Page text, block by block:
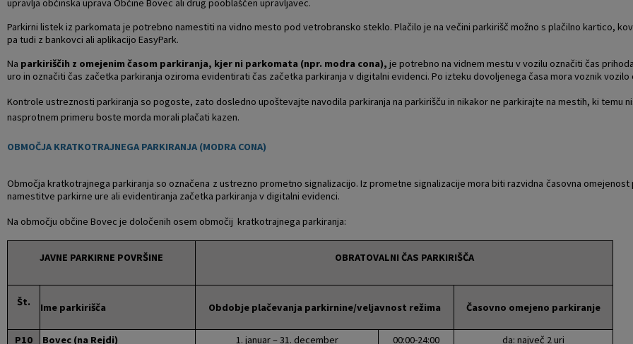
upravlja občinska uprava Občine Bovec ali drug pooblaščen upravljavec.
Parkirni listek iz parkomata je potrebno namestiti na vidno mesto pod vetrobransko steklo. Plačilo je na večini parkirišč možno s plačilno kartico,
pa tudi z bankovci ali aplikacijo EasyPark.
Na parkiriščih z omejenim časom parkiranja, kjer ni parkomata (npr. modra cona), je potrebno na vidnem mestu v vozilu označiti čas
uro in označiti čas začetka parkiranja oziroma evidentirati čas začetka parkiranja v digitalni evidenci. Po izteku dovoljenega časa mora voznik
Kontrole ustreznosti parkiranja so pogoste, zato dosledno upoštevajte navodila parkiranja na parkirišču in nikakor ne parkirajte na mestih, ki temu
nasprotnem primeru boste morda morali plačati kazen.
OBMOČJA KRATKOTRAJNEGA PARKIRANJA (MODRA CONA)
Območja kratkotrajnega parkiranja so označena z ustrezno prometno signalizacijo. Iz prometne signalizacije mora biti razvidna časovna omejenost
namestitve parkirne ure ali evidentiranja začetka parkiranja v digitalni evidenci.
Na območju občine Bovec je določenih osem območij kratkotrajnega parkiranja:
JAVNE PARKIRNE POVRŠINE OBRATOVALNI ČAS PARKIRIŠČA
Št. Ime parkirišča Obdobje plačevanja parkirnine/veljavnost režima Časovno omejeno parkiranje
P10 Bovec (na Rejdi) 1. januar – 31. december 00:00-24:00
da: največ 2 uri
Organigram
Temeljni akti občine
Strateški dokumenti
Občinski časopis
Lokalne volitve